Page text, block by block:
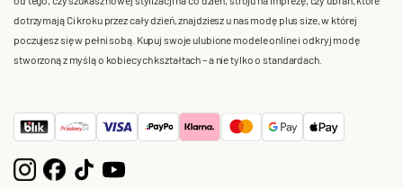
dotrzymają Ci kroku przez cały dzień, znajdziesz u nas modę plus size, w której
poczujesz się w pełni sobą. Kupuj swoje ulubione modele online i odkryj modę
stworzoną z myślą o kobiecych kształtach – a nie tylko o standardach.